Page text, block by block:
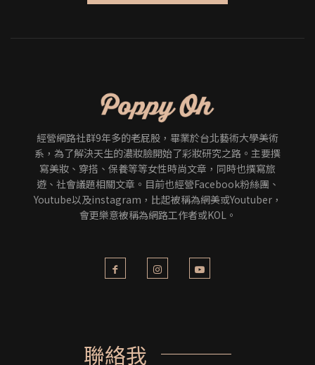
經營網路社群9年多的老屁股，畢業於台北藝術大學美術
系，為了解決天生的濃妝臉開始了彩妝研究之路。主要撰
寫美妝、穿搭、保養等等女性時尚文章，同時也撰寫旅
遊、社會議題相關文章。目前也經營Facebook粉絲團、
Youtube以及instagram，比起被稱為網美或Youtuber，
會更樂意被稱為網路工作者或KOL。
聯絡我